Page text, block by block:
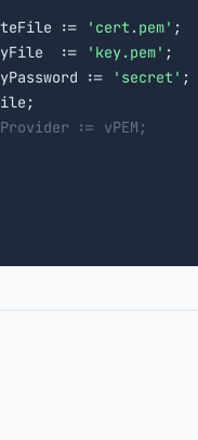
:=
'cert.pem' ;
:=
'key.pem' ;
:=
'secret' ;
:= vPEM;